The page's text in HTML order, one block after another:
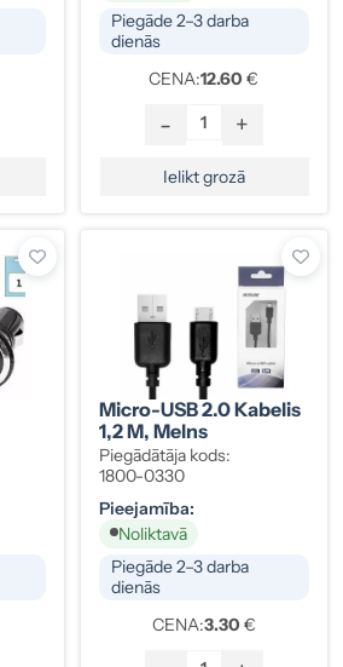
Piegāde 2–3 darba
dienās
CENA:12.60 €
- +
Ielikt grozā
Micro-USB 2.0 Kabelis
1,2 M, Melns
Piegādātāja kods:
1800-0330
Pieejamība:
Noliktavā
Piegāde 2–3 darba
dienās
CENA:3.30 €